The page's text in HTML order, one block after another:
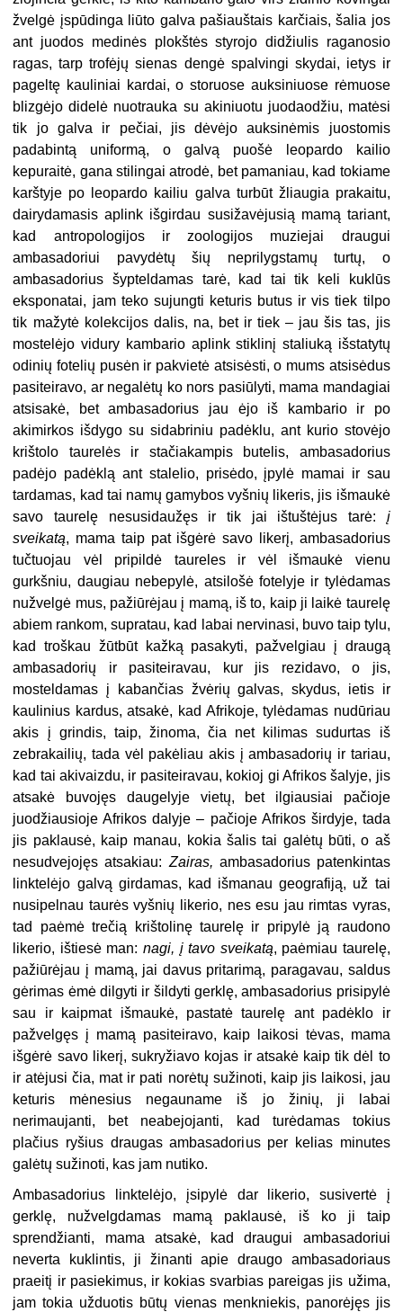
žvelgė įspūdinga liūto galva pašiauštais karčiais, šalia jos
ant juodos medinės plokštės styrojo didžiulis raganosio
ragas, tarp trofėjų sienas dengė spalvingi skydai, ietys ir
pageltę kauliniai kardai, o storuose auksiniuose rėmuose
blizgėjo didelė nuotrauka su akiniuotu juodaodžiu, matėsi
tik jo galva ir pečiai, jis dėvėjo auksinėmis juostomis
padabintą uniformą, o galvą puošė leopardo kailio
kepuraitė, gana stilingai atrodė, bet pamaniau, kad tokiame
karštyje po leopardo kailiu galva turbūt žliaugia prakaitu,
dairydamasis aplink išgirdau susižavėjusią mamą tariant,
kad antropologijos ir zoologijos muziejai draugui
ambasadoriui pavydėtų šių neprilygstamų turtų, o
ambasadorius šypteldamas tarė, kad tai tik keli kuklūs
eksponatai, jam teko sujungti keturis butus ir vis tiek tilpo
tik mažytė kolekcijos dalis, na, bet ir tiek – jau šis tas, jis
mostelėjo vidury kambario aplink stiklinį staliuką išstatytų
odinių fotelių pusėn ir pakvietė atsisėsti, o mums atsisėdus
pasiteiravo, ar negalėtų ko nors pasiūlyti, mama mandagiai
atsisakė, bet ambasadorius jau ėjo iš kambario ir po
akimirkos išdygo su sidabriniu padėklu, ant kurio stovėjo
krištolo taurelės ir stačiakampis butelis, ambasadorius
padėjo padėklą ant stalelio, prisėdo, įpylė mamai ir sau
tardamas, kad tai namų gamybos vyšnių likeris, jis išmaukė
savo taurelę nesusidaužęs ir tik jai ištuštėjus tarė: į
sveikatą, mama taip pat išgėrė savo likerį, ambasadorius
tučtuojau vėl pripildė taureles ir vėl išmaukė vienu
gurkšniu, daugiau nebepylė, atsilošė fotelyje ir tylėdamas
nužvelgė mus, pažiūrėjau į mamą, iš to, kaip ji laikė taurelę
abiem rankom, supratau, kad labai nervinasi, buvo taip tylu,
kad troškau žūtbūt kažką pasakyti, pažvelgiau į draugą
ambasadorių ir pasiteiravau, kur jis rezidavo, o jis,
mosteldamas į kabančias žvėrių galvas, skydus, ietis ir
kaulinius kardus, atsakė, kad Afrikoje, tylėdamas nudūriau
akis į grindis, taip, žinoma, čia net kilimas sudurtas iš
zebrakailių, tada vėl pakėliau akis į ambasadorių ir tariau,
kad tai akivaizdu, ir pasiteiravau, kokioj gi Afrikos šalyje, jis
atsakė buvojęs daugelyje vietų, bet ilgiausiai pačioje
juodžiausioje Afrikos dalyje – pačioje Afrikos širdyje, tada
jis paklausė, kaip manau, kokia šalis tai galėtų būti, o aš
nesudvejojęs atsakiau:Zairas, ambasadorius patenkintas
linktelėjo galvą girdamas, kad išmanau geografiją, už tai
nusipelnau taurės vyšnių likerio, nes esu jau rimtas vyras,
tad paėmė trečią krištolinę taurelę ir pripylė ją raudono
likerio, ištiesė man: nagi, į tavo sveikatą, paėmiau taurelę,
pažiūrėjau į mamą, jai davus pritarimą, paragavau, saldus
gėrimas ėmė dilgyti ir šildyti gerklę, ambasadorius prisipylė
sau ir kaipmat išmaukė, pastatė taurelę ant padėklo ir
pažvelgęs į mamą pasiteiravo, kaip laikosi tėvas, mama
išgėrė savo likerį, sukryžiavo kojas ir atsakė kaip tik dėl to
ir atėjusi čia, mat ir pati norėtų sužinoti, kaip jis laikosi, jau
keturis mėnesius negauname iš jo žinių, ji labai
nerimaujanti, bet neabejojanti, kad turėdamas tokius
plačius ryšius draugas ambasadorius per kelias minutes
galėtų sužinoti, kas jam nutiko.
Ambasadorius linktelėjo, įsipylė dar likerio, susivertė į
gerklę, nužvelgdamas mamą paklausė, iš ko ji taip
sprendžianti, mama atsakė, kad draugui ambasadoriui
neverta kuklintis, ji žinanti apie draugo ambasadoriaus
praeitį ir pasiekimus, ir kokias svarbias pareigas jis užima,
jam tokia užduotis būtų vienas menkniekis, panorėjęs jis